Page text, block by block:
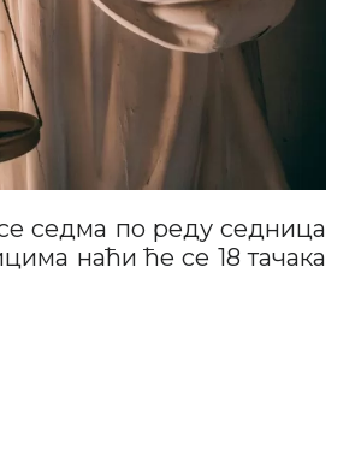
седма по реду седница
наћи ће се 18 тачака